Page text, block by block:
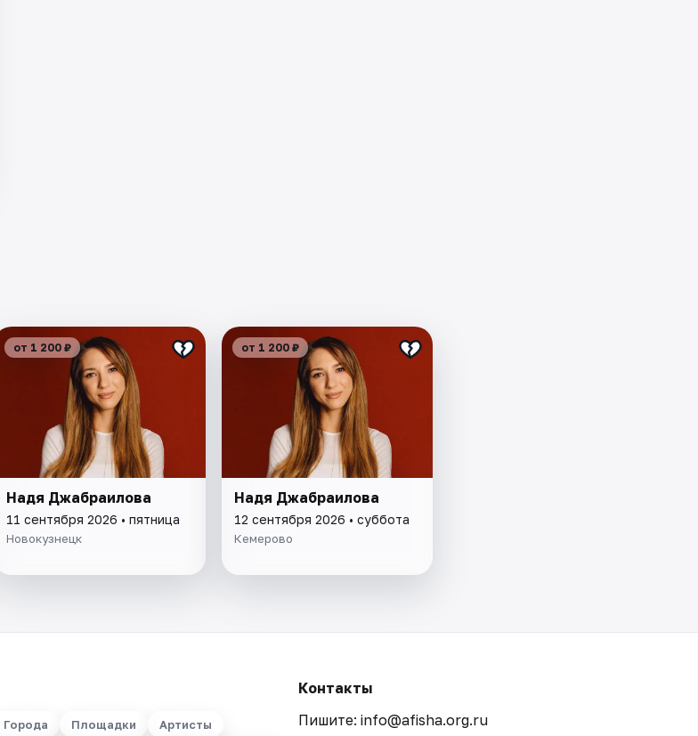
от 1 200 ₽
Надя Джабраилова
11 сентября 2026 • пятница
Новокузнецк
от 1 200 ₽
Надя Джабраилова
12 сентября 2026 • суббота
Кемерово
Города Площадки Артисты
Контакты
Пишите: info@afisha.org.ru